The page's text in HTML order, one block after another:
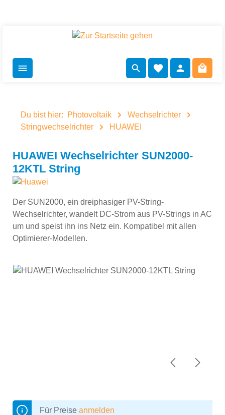
Du bist hier: Photovoltaik
Wechselrichter
Stringwechselrichter
HUAWEI
HUAWEI Wechselrichter SUN2000-
12KTL String
Der SUN2000, ein dreiphasiger PV-String-
Wechselrichter, wandelt DC-Strom aus PV-Strings in AC
um und speist ihn ins Netz ein. Kompatibel mit allen
Optimierer-Modellen.
Für Preise anmelden